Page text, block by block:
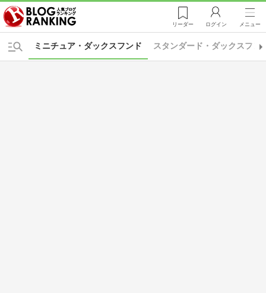
リーダー ログイン メニュー
スタンダード・ダックスフン
ミニチュア・ダックスフンド